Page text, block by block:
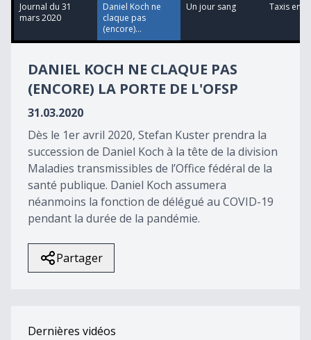
seconds
Journal du 31
mars 2020
Daniel Koch ne
claque pas
(encore)...
Un jour sang Taxis en
DANIEL KOCH NE CLAQUE PAS
(ENCORE) LA PORTE DE L'OFSP
31.03.2020
Dès le 1er avril 2020, Stefan Kuster prendra la
succession de Daniel Koch à la tête de la division
Maladies transmissibles de l’Office fédéral de la
santé publique. Daniel Koch assumera
néanmoins la fonction de délégué au COVID-19
pendant la durée de la pandémie.
Partager
Dernières vidéos